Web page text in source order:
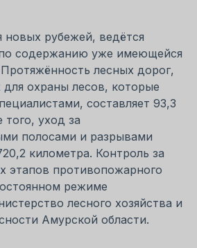
рубежей, ведётся
по содержанию уже имеющейся
лесных дорог,
для охраны лесов, которые
составляет 93,3
уход за
полосами и разрывами
километра. Контроль за
этапов противопожарного
режиме
лесного хозяйства и
Амурской области.